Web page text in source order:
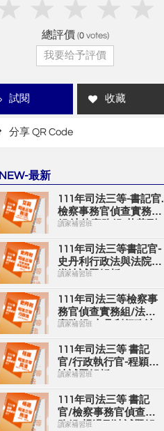
總評價 (0votes)
我要给予評價
試閱 收藏
分享 QR Code
NEW-最新
111年司法三等-書記官.
檢察事務官偵查實務
組.法律實務組-艾莉刑
法
讀家補習班
111年司法三等書記官-
史丹利行政法與法院組
織法試題解析
讀家補習班
111年司法三等檢察事
務官偵查實務組/法律
實務組-史丹利行政法
試題解析
讀家補習班
111年司法三等 書記
官/行政執行官-程穎民
法試題解析
讀家補習班
111年司法三等 書記
官/檢察事務官偵查實
務組-楊過刑法試題解
讀家補習班